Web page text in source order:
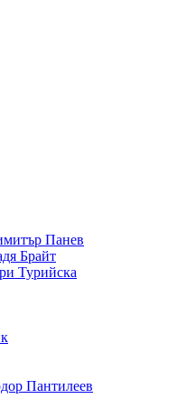
Панев
Брайт
Турийска
Пантилеев